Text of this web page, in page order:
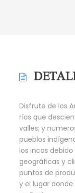
Disfrute de los
ríos que
valles; y
pueblos
los incas
geográficas y
puntos de
y el lugar